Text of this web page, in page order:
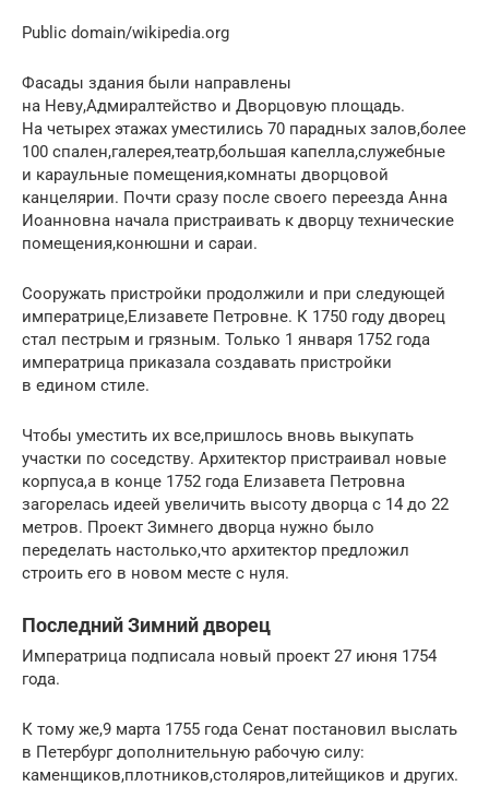
Public domain/wikipedia.org
Фасады здания были направлены
на Неву,Адмиралтейство и Дворцовую площадь.
На четырех этажах уместились 70 парадных залов,более
100 спален,галерея,театр,большая капелла,служебные
и караульные помещения,комнаты дворцовой
канцелярии. Почти сразу после своего переезда Анна
Иоанновна начала пристраивать к дворцу технические
помещения,конюшни и сараи.
Сооружать пристройки продолжили и при следующей
императрице,Елизавете Петровне. К 1750 году дворец
стал пестрым и грязным. Только 1 января 1752 года
императрица приказала создавать пристройки
в едином стиле.
Чтобы уместить их все,пришлось вновь выкупать
участки по соседству. Архитектор пристраивал новые
корпуса,а в конце 1752 года Елизавета Петровна
загорелась идеей увеличить высоту дворца с 14 до 22
метров. Проект Зимнего дворца нужно было
переделать настолько,что архитектор предложил
строить его в новом месте с нуля.
Последний Зимний дворец
Императрица подписала новый проект 27 июня 1754
года.
К тому же,9 марта 1755 года Сенат постановил выслать
в Петербург дополнительную рабочую силу:
каменщиков,плотников,столяров,литейщиков и других.